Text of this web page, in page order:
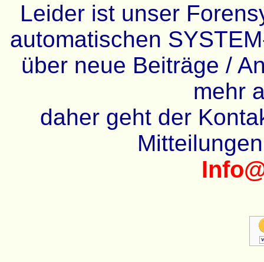
Leider ist unser
automatischen
über neue Beiträge /
mehr
daher geht der